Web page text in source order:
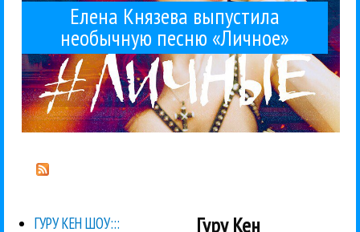
Елена Князева выпустила
необычную песню «Личное»
ГУРУ КЕН ШОУ:::
Гуру Кен